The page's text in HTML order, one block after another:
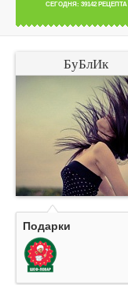
СЕГОДНЯ: 39142 РЕЦЕПТА
БуБлИк
Подарки